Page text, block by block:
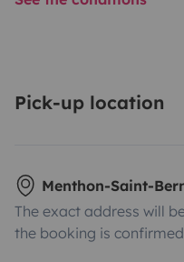
Pick-up location
Menthon-Saint-
The exact address will
the booking is